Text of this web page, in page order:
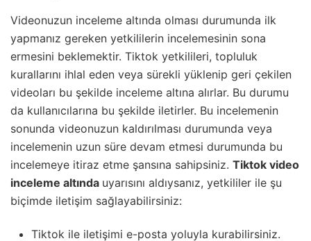
Videonuzun inceleme altında olması durumunda ilk
yapmanız gereken yetkililerin incelemesinin sona
ermesini beklemektir. Tiktok yetkilileri, topluluk
kurallarını ihlal eden veya sürekli yüklenip geri çekilen
videoları bu şekilde inceleme altına alırlar. Bu durumu
da kullanıcılarına bu şekilde iletirler. Bu incelemenin
sonunda videonuzun kaldırılması durumunda veya
incelemenin uzun süre devam etmesi durumunda bu
incelemeye itiraz etme şansına sahipsiniz. Tiktok video
inceleme altında uyarısını aldıysanız, yetkililer ile şu
biçimde iletişim sağlayabilirsiniz:
Tiktok ile iletişimi e-posta yoluyla kurabilirsiniz.